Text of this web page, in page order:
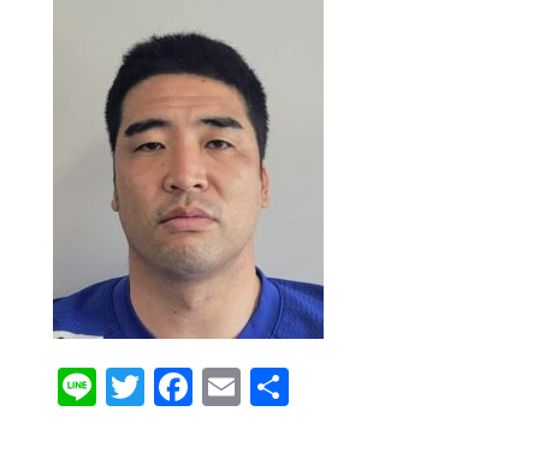
LineTwitter
Facebook
Email
共